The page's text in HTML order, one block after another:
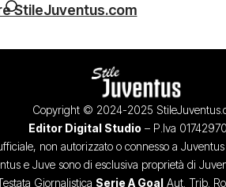
StileJuventus.com
Copyright © 2024-2025
Editor Digital Studio – P.Iva
non autorizzato o connesso a Juventus
e Juve sono di esclusiva proprietà di
Giornalistica Serie A GoalAut. Trib.